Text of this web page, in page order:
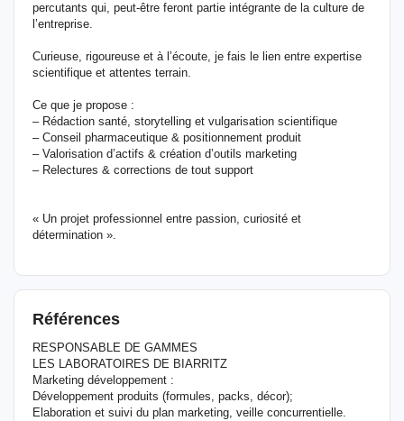
percutants qui, peut-être feront partie intégrante de la culture de
l’entreprise.
Curieuse, rigoureuse et à l’écoute, je fais le lien entre expertise
scientifique et attentes terrain.
Ce que je propose :
– Rédaction santé, storytelling et vulgarisation scientifique
– Conseil pharmaceutique & positionnement produit
– Valorisation d’actifs & création d’outils marketing
– Relectures & corrections de tout support
« Un projet professionnel entre passion, curiosité et
détermination ».
Références
RESPONSABLE DE GAMMES
LES LABORATOIRES DE BIARRITZ
Marketing développement :
Développement produits (formules, packs, décor);
Elaboration et suivi du plan marketing, veille concurrentielle.